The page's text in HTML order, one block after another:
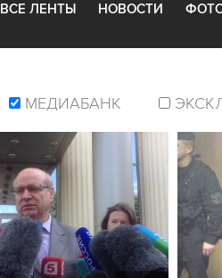
ВСЕ ЛЕНТЫ НОВОСТИ
МЕДИАБАНК